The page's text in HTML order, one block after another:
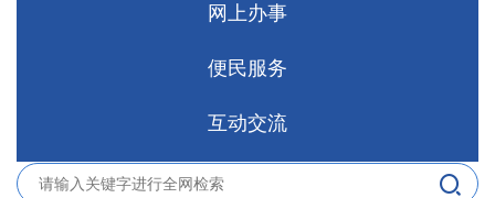
网上办事
便民服务
互动交流